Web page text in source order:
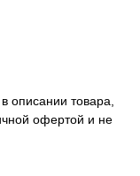
товара,
офертой и не